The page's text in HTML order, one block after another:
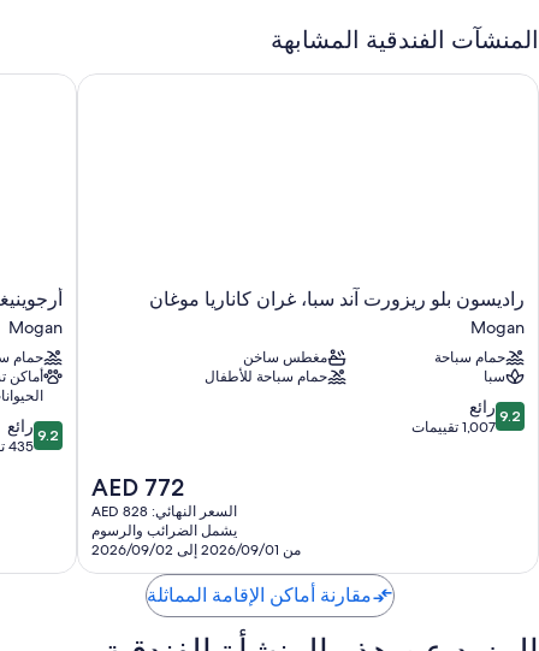
المنشآت الفندقية المشابهة
راديسون
بلو
ريزورت
آند
سبا،
غران
كاناريا
راديسون بلو ريزورت آند سبا، غران كاناريا موغان
Mogan
حمام سباحة
مغطس ساخن
سبا
حمام سباحة للأطفال
9.2
من
9.2 رائع
1,007 تقييمات
السعر
الحالي
هو
AED
772
AED 772
السعر النهائي: AED 828
يشمل الضرائب والرسوم
من 2026/09/01 إلى 2026/09/02
راديسون بلو ريزورت آند سبا، غران كاناريا موغان
بارك
باي
سيرفاتور
ف
Mogan
Mogan
حمام
9.2
من
9.2 رائع
435 تقييمًا
مقارنة أماكن الإقامة المماثلة